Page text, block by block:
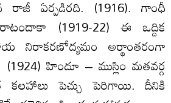
రాజీ ఏర్పడిరది. (1916). గాంధీ
(1919-22) ఈ ఒద్దిక
నిరాకరణోద్యమం అర్థాంతరంగా
హిందూ – ముస్లిం మతవర్గ
కలహాలు పెచ్చు పెరిగాయి. దీనికి